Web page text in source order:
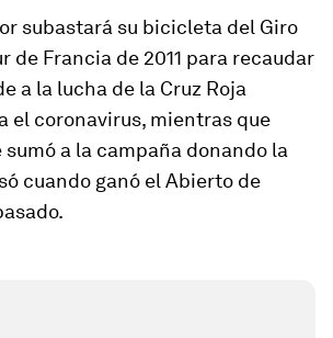
subastará su bicicleta del Giro
de Francia de 2011 para recaudar
a la lucha de la Cruz Roja
el coronavirus, mientras que
sumó a la campaña donando la
cuando ganó el Abierto de